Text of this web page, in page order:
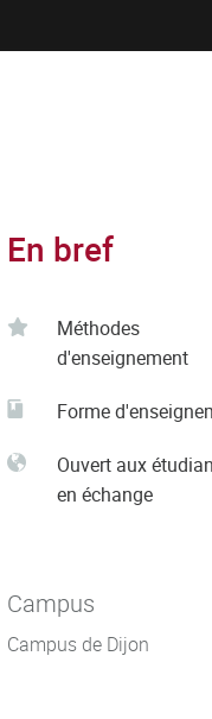
En bref
Méthodes
d'enseignement
Forme
Ouvert aux
en échange
Campus
Campus de Dijon